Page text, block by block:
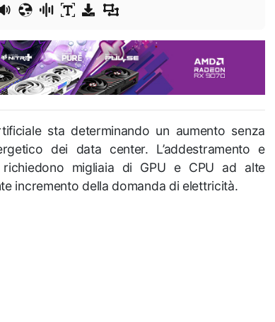
sta determinando un aumento senza
dei data center. L’addestramento e
migliaia di GPU e CPU ad alte
incremento della domanda di elettricità.